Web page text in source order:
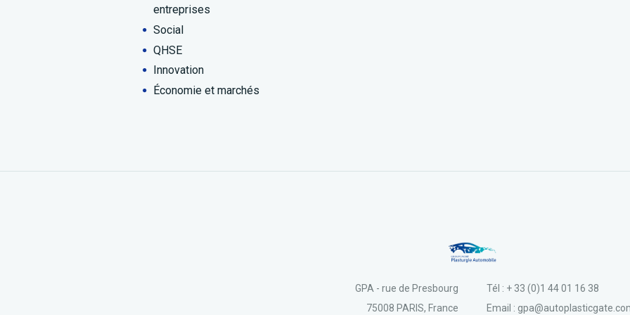
entreprises
Social
QHSE
Innovation
Économie et marchés
Tél : + 33 (0)1 44 01 16 38
Email :
GPA - rue de Presbourg
75008 PARIS, France